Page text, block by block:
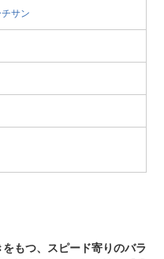
サン
もつ、スピード寄りのバラ